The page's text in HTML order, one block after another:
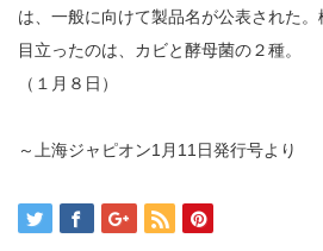
は、一般に向けて製品名が公表された
目立ったのは、カビと酵母菌の２種。
（１月８日）
～上海ジャピオン1月11日発行号より